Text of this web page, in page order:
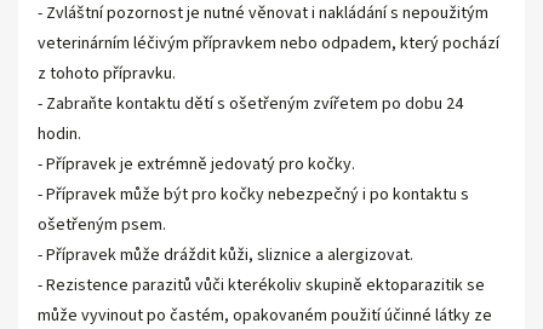
- Zvláštní pozornost je nutné věnovat i nakládání s nepoužitým
veterinárním léčivým přípravkem nebo odpadem, který pochází
z tohoto přípravku.
- Zabraňte kontaktu dětí s ošetřeným zvířetem po dobu 24
hodin.
- Přípravek je extrémně jedovatý pro kočky.
- Přípravek může být pro kočky nebezpečný i po kontaktu s
ošetřeným psem.
- Přípravek může dráždit kůži, sliznice a alergizovat.
- Rezistence parazitů vůči kterékoliv skupině ektoparazitik se
může vyvinout po častém, opakovaném použití účinné látky ze